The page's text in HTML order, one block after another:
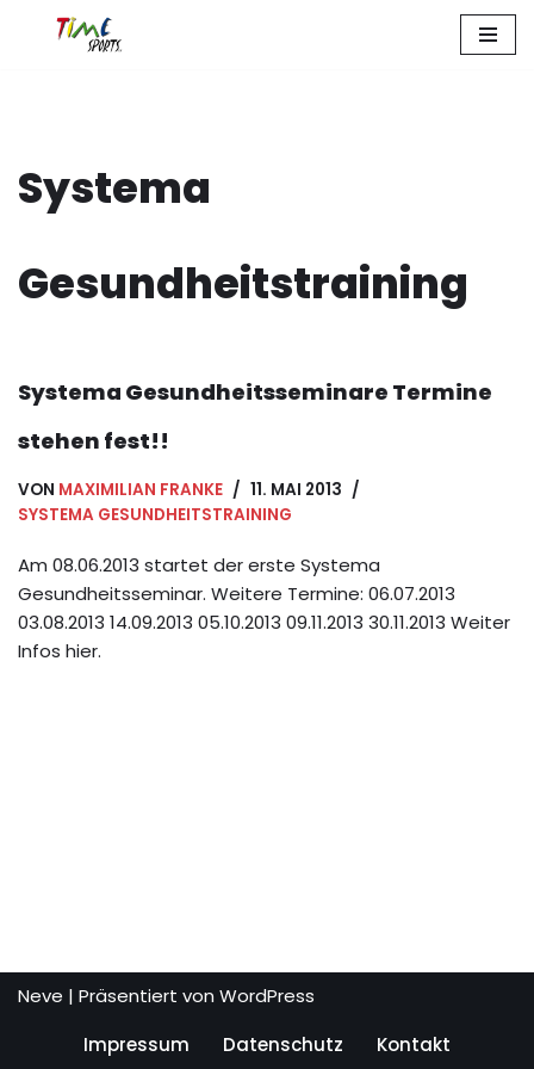
Systema
Gesundheitstraining
Systema Gesundheitsseminare Termine
stehen fest!!
VON MAXIMILIAN FRANKE
11. MAI 2013
SYSTEMA GESUNDHEITSTRAINING
Am 08.06.2013 startet der erste Systema
Gesundheitsseminar. Weitere Termine: 06.07.2013
03.08.2013 14.09.2013 05.10.2013 09.11.2013 30.11.2013 Weiter
Infos hier.
Neve | Präsentiert von WordPress
Impressum
Datenschutz Kontakt